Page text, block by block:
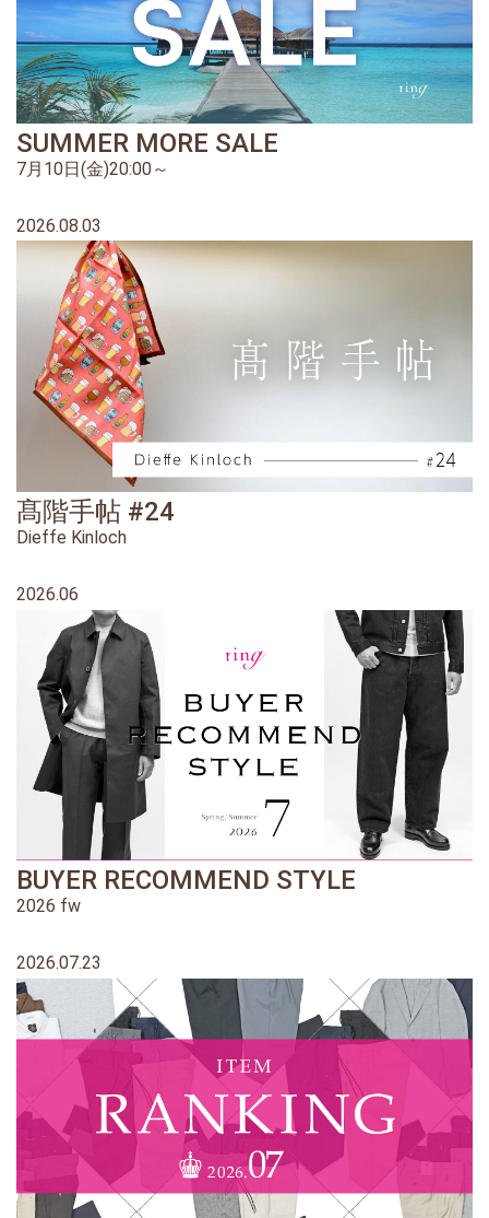
SUMMER MORE SALE
7月10日(金)20:00～
2026.08.03
髙階手帖 #24
Dieffe Kinloch
2026.06
BUYER RECOMMEND STYLE
2026 fw
2026.07.23